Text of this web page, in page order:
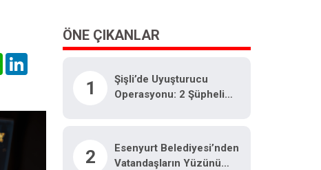
WhatsAppLinkedIn
ÖNE ÇIKANLAR
1
Şişli’de Uyuşturucu
Operasyonu: 2 Şüpheli
2
Esenyurt Belediyesi’nden
Vatandaşların Yüzünü